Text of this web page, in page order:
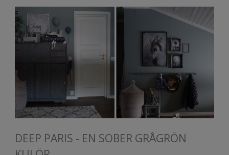
DEEP PARIS - EN SOBER GRÅGRÖN